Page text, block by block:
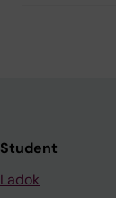
Student
Ladok